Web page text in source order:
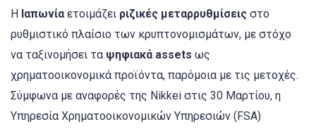
Η Ιαπωνίαετοιμάζει ριζικές μεταρρυθμίσεις στο
ρυθμιστικό πλαίσιο των κρυπτονομισμάτων, με στόχο
να ταξινομήσει τα ψηφιακά assets ως
χρηματοοικονομικά προϊόντα, παρόμοια με τις μετοχές.
Σύμφωνα με αναφορές της Nikkei στις 30 Μαρτίου, η
Υπηρεσία Χρηματοοικονομικών Υπηρεσιών (FSA)